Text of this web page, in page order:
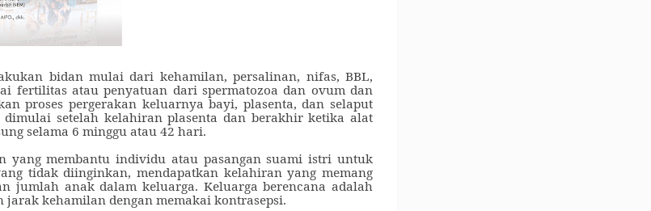
bidan mulai dari kehamilan, persalinan, nifas, BBL,
fertilitas atau penyatuan dari spermatozoa dan ovum dan
proses pergerakan keluarnya bayi, plasenta,dan selaput
setelah kelahiran plasenta dan berakhir ketika alat
selama 6 minggu atau 42 hari.
yang membantu individu atau pasangan suami istri untuk
tidak diinginkan, mendapatkan kelahiran yang memang
jumlah anak dalam keluarga. Keluarga berencana adalah
kehamilan dengan memakai kontrasepsi.